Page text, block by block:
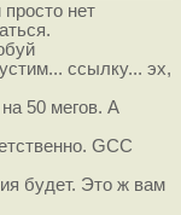
нет
ссылку... эх,
50 мегов. А
GCC
будет. Это ж вам